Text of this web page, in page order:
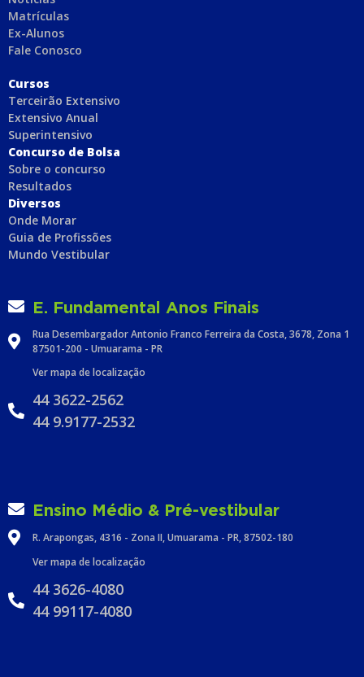
Matrículas
Ex-Alunos
Fale Conosco
Cursos
Terceirão Extensivo
Extensivo Anual
Superintensivo
Concurso de Bolsa
Sobre o concurso
Resultados
Diversos
Onde Morar
Guia de Profissões
Mundo Vestibular
E. Fundamental Anos Finais
Rua Desembargador Antonio Franco Ferreira da Costa, 3678, Zona 1
87501-200 - Umuarama - PR
Ver mapa de localização
44 3622-2562
44 9.9177-2532
Ensino Médio & Pré-vestibular
R. Arapongas, 4316 - Zona II, Umuarama - PR, 87502-180
Ver mapa de localização
44 3626-4080
44 99117-4080